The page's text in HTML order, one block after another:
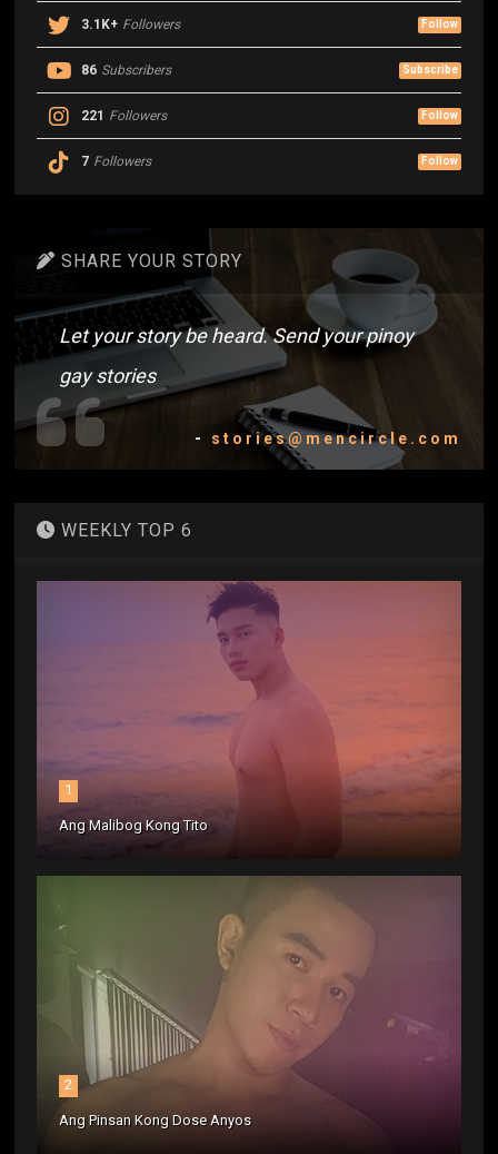
3.1K+ Followers Follow
86 Subscribers Subscribe
221 Followers Follow
7 Followers Follow
SHARE YOUR STORY
Let your story be heard. Send your pinoy
gay stories
- stories@mencircle.com
WEEKLY TOP 6
1
Ang Malibog Kong Tito
2
Ang Pinsan Kong Dose Anyos